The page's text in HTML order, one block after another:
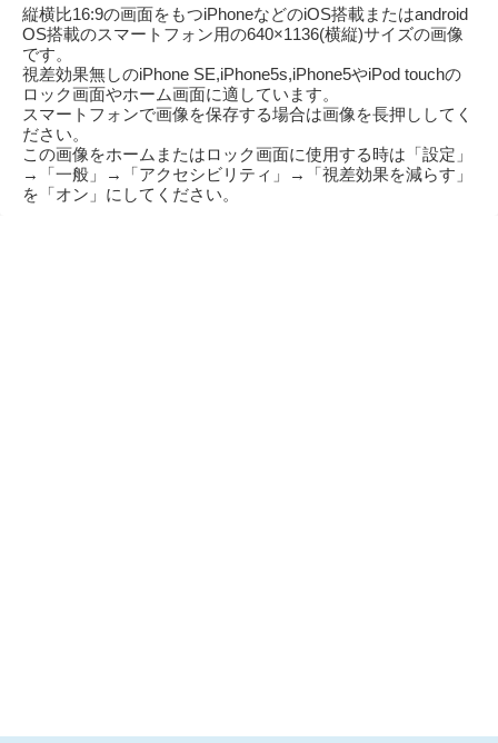
縦横比16:9の画面をもつiPhoneなどのiOS搭載またはandroid
OS搭載のスマートフォン用の640×1136(横縦)サイズの画像
です。
視差効果無しのiPhone SE,iPhone5s,iPhone5やiPod touchの
ロック画面やホーム画面に適しています。
スマートフォンで画像を保存する場合は画像を長押ししてく
ださい。
この画像をホームまたはロック画面に使用する時は「設定」
→「一般」→「アクセシビリティ」→「視差効果を減らす」
を「オン」にしてください。